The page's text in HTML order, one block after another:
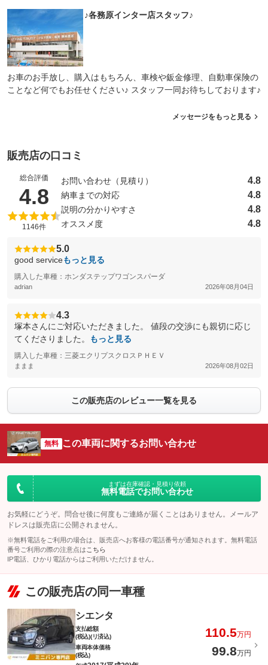
♪各務原インター店スタッフ♪
お車のお手放し、購入はもちろん、車検や鈑金修理、自動車保険の
ことなど何でもお任せください♪ スタッフ一同お待ちしております♪
メッセージをもっと見る
販売店の口コミ
総合評価
4.8 （5点満点中）
1146件
お問い合わせ（見積り） 4.8
納車までの対応 4.8
説明の分かりやすさ 4.8
オススメ度 4.8
5.0
good serviceもっと見る
購入した車種：ホンダステップワゴンスパーダ
adrian 2026年08月04日
4.3
塚本さんにご対応いただきました。 値段の交渉にも親切に応じ
てくださりました。
もっと見る
購入した車種：三菱エクリプスクロスＰＨＥＶ
ままま 2026年08月02日
この販売店のレビュー一覧を見る
無料 この車両に関するお問い合わせ
まずは在庫確認・見積り依頼
無料電話でお問い合わせ
お気軽にどうぞ。問合せ後に何度もご連絡が届くことはありません。メールア
ドレスは販売店に公開されません。
※無料電話をご利用の場合は、販売店へお客様の電話番号が通知されます。無料電話
番号ご利用の際の注意点は こちら
IP電話、ひかり電話からはご利用いただけません。
この販売店の同一車種
シエンタ
支払総額
(税込)(リ済込)
110.5万円
車両本体価格
(税込)
99.8万円